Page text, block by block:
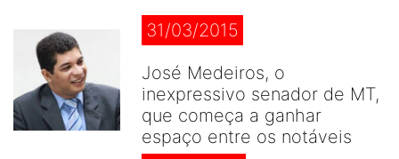
31/03/2015
José Medeiros, o
inexpressivo senador de MT,
que começa a ganhar
espaço entre os notáveis